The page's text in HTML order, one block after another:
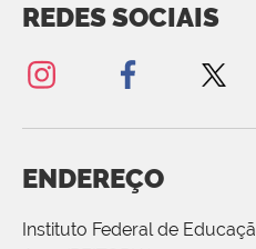
REDES SOCIAIS
ENDEREÇO
Instituto Federal de